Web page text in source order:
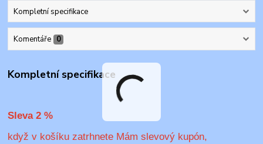
Kompletní specifikace
Komentáře 0
Kompletní specifikace
Sleva 2 %
když v košíku zatrhnete Mám slevový kupón,